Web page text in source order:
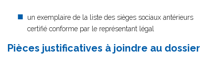
un exemplaire de la liste des sièges sociaux antérieurs
certifié conforme par le représentant légal
Pièces justificatives à joindre au dossier